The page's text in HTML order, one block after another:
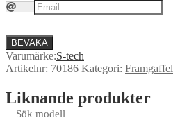
BEVAKA
Varumärke:S-tech
Artikelnr: 70186 Kategori: Framgaffel
Liknande produkter
Sök modell